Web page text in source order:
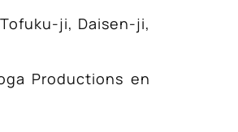
ji, Daisen-ji,
Productions en